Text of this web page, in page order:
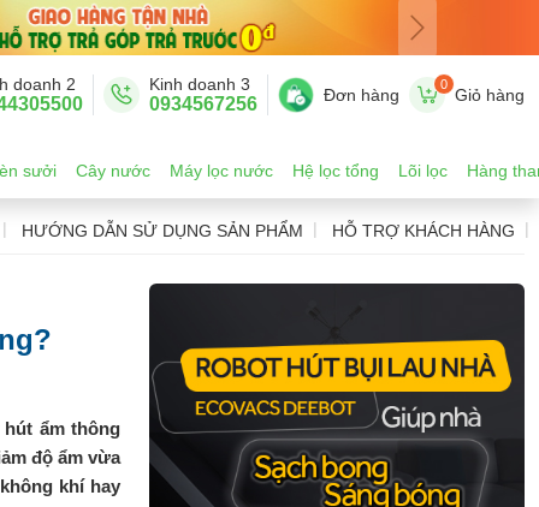
doanh 2 Kinh doanh 3
0934567256 Đơn hàng
0
Giỏ hàng
sưởi Cây nước Máy lọc nước Hệ lọc tổng Lõi lọc Hàng
HƯỚNG DẪN SỬ DỤNG SẢN PHẨM HỖ TRỢ KHÁCH HÀNG
ẩm thông
độ ẩm vừa
khí hay